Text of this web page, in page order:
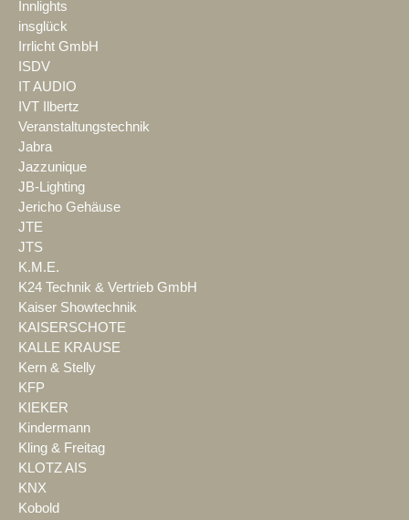
Innlights
insglück
Irrlicht GmbH
ISDV
IT AUDIO
IVT Ilbertz
Veranstaltungstechnik
Jabra
Jazzunique
JB-Lighting
Jericho Gehäuse
JTE
JTS
K.M.E.
K24 Technik & Vertrieb GmbH
Kaiser Showtechnik
KAISERSCHOTE
KALLE KRAUSE
Kern & Stelly
KFP
KIEKER
Kindermann
Kling & Freitag
KLOTZ AIS
KNX
Kobold